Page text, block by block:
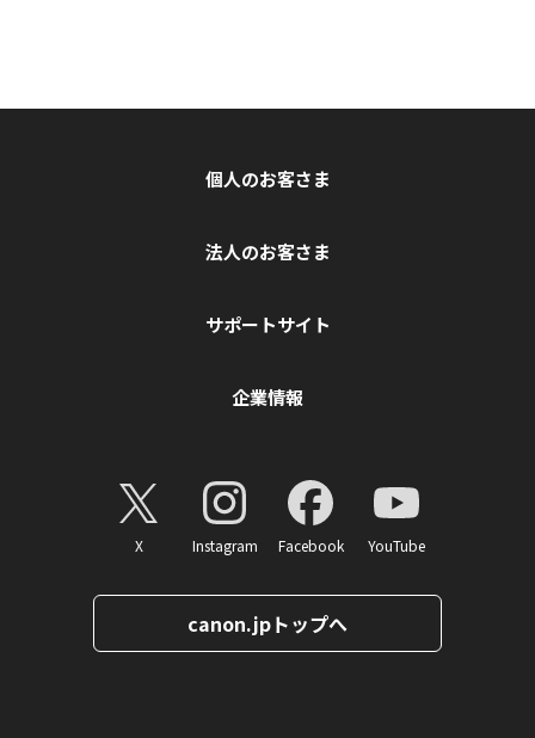
個人のお客さま
法人のお客さま
サポートサイト
企業情報
X Instagram Facebook YouTube
canon.jpトップへ